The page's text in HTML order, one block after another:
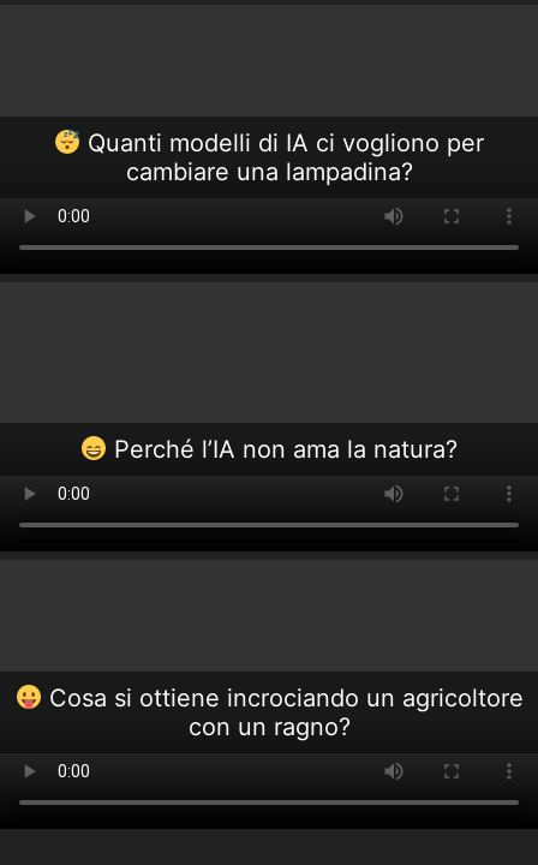
Quanti modelli di IA ci vogliono per
cambiare una lampadina?
Perché l’IA non ama la natura?
Cosa si ottiene incrociando un agricoltore
con un ragno?